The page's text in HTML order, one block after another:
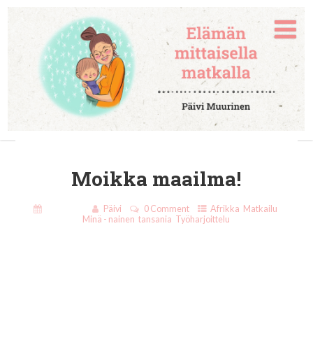
Moikka maailma!
Päivi 0 Comment Afrikka Matkailu
Minä - nainen ,tansania Työharjoittelu